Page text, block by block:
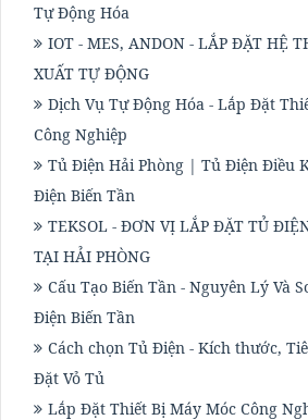
Tự Động Hóa
IOT - MES, ANDON - LẮP ĐẶT HỆ
XUẤT TỰ ĐỘNG
Dịch Vụ Tự Động Hóa - Lắp Đặt
Công Nghiệp
Tủ Điện Hải Phòng | Tủ Điện Điều
Điện Biến Tần
TEKSOL - ĐƠN VỊ LẮP ĐẶT TỦ
TẠI HẢI PHÒNG
Cấu Tạo Biến Tần - Nguyên Lý Và
Điện Biến Tần
Cách chọn Tủ Điện - Kích thước,
Đặt Vỏ Tủ
Lắp Đặt Thiết Bị Máy Móc Công